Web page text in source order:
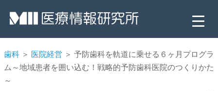
歯科 ＞ 医院経営 ＞ 予防歯科を軌道に乗せる６ヶ月プログラ
ム～地域患者を囲い込む！戦略的予防歯科医院のつくりかた
～